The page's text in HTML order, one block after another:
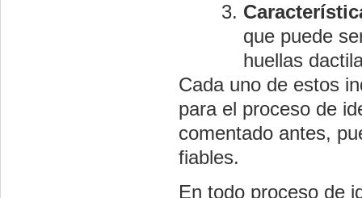
que puede
huellas
Cada uno de estos
para el proceso de
comentado antes,
fiables.
En todo proceso de